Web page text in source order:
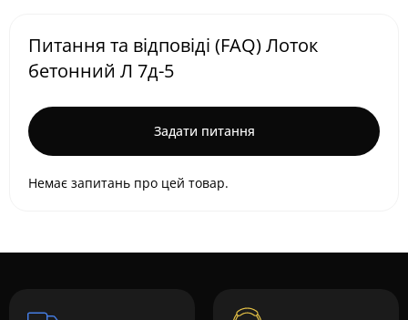
Питання та відповіді (FAQ) Лоток
бетонний Л 7д-5
Задати питання
Немає запитань про цей товар.